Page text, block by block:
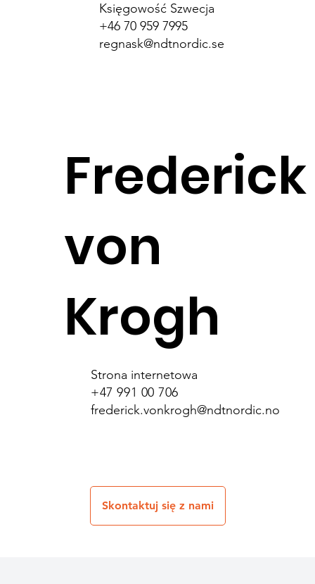
Księgowość Szwecja
+46 70 959 7995
regnask@ndtnordic.se
Frederick
von
Krogh
Strona internetowa
+47 991 00 706
frederick.vonkrogh@ndtnordic.no
Skontaktuj się z nami